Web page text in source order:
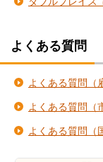
よくある質問
よくある質問（
よくある質問（
よくある質問（